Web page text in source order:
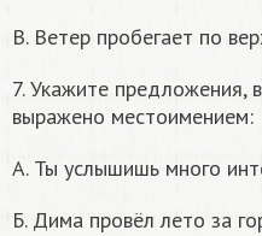
В. Ветер пробегает по
7. Укажите
выражено местоимением:
А. Ты услышишь много
Б. Дима провёл лето за